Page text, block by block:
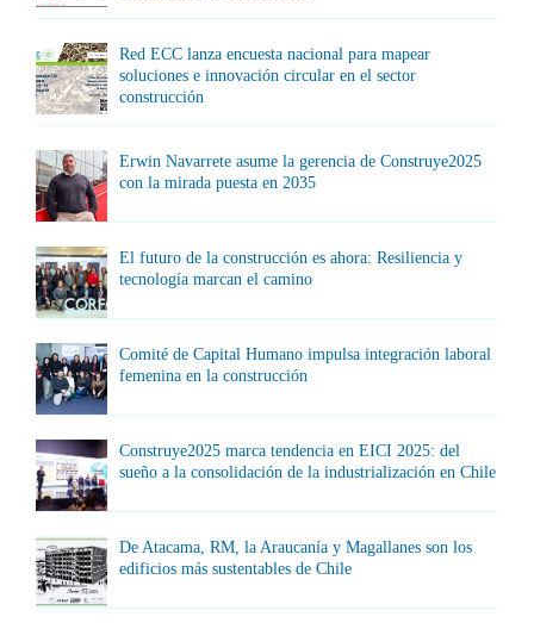
Red ECC lanza encuesta nacional para mapear
soluciones e innovación circular en el sector
construcción
Erwin Navarrete asume la gerencia de Construye2025
con la mirada puesta en 2035
El futuro de la construcción es ahora: Resiliencia y
tecnología marcan el camino
Comité de Capital Humano impulsa integración laboral
femenina en la construcción
Construye2025 marca tendencia en EICI 2025: del
sueño a la consolidación de la industrialización en Chile
De Atacama, RM, la Araucanía y Magallanes son los
edificios más sustentables de Chile